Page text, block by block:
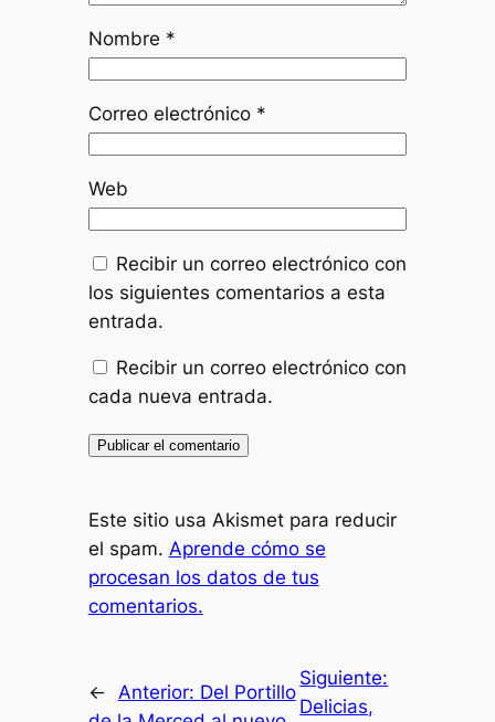
Nombre *
Correo electrónico *
Web
Recibir un correo electrónico con
los siguientes comentarios a esta
entrada.
Recibir un correo electrónico con
cada nueva entrada.
Este sitio usa Akismet para reducir
el spam. Aprende cómo se
procesan los datos de tus
comentarios.
← Anterior: Del Portillo
Siguiente:
Delicias,